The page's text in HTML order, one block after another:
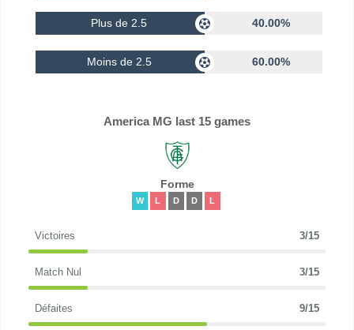
Plus de 2.5 40.00%
Moins de 2.5 60.00%
America MG last 15 games
Forme
W L D D L
Victoires 3/15
Match Nul 3/15
Défaites 9/15